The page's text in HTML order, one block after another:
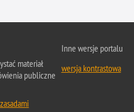
materiał
publiczne
Inne wersje portalu
wersja kontrastowa